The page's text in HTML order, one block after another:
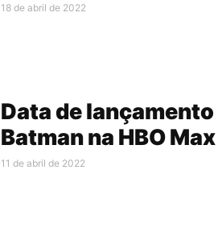
18 de abril de 2022
Data de lançamento
Batman na HBO
11 de abril de 2022